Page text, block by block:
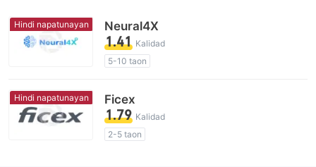
Hindi napatunayan Neural4X
1.41 Kalidad
5-10 taon
Kahina-hinalang saklaw ng Negosyo
Mataas na potensyal na peligro
Hindi napatunayan Ficex
1.79 Kalidad
2-5 taon